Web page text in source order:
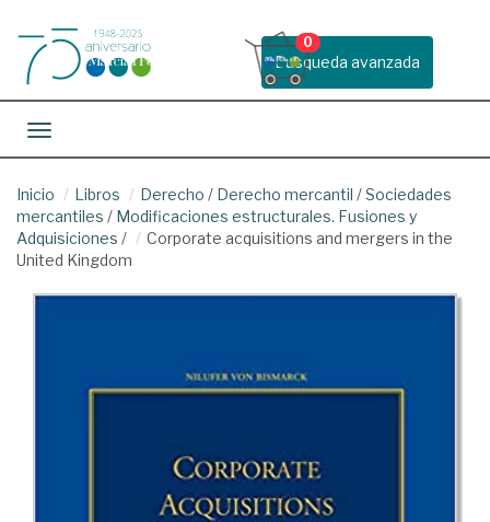
Busqueda avanzada
0
Toggle navigation
Inicio Libros Derecho / Derecho mercantil /Sociedades
mercantiles / Modificaciones estructurales. Fusiones y
Adquisiciones /
Corporate acquisitions and mergers in the
United Kingdom